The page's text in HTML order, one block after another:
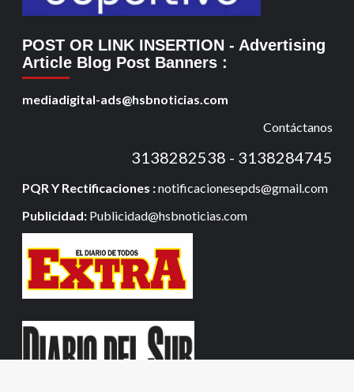
POST OR LINK INSERTION - Advertising
Article Blog Post Banners :
mediadigital-ads@hsbnoticias.com
Contáctanos
3138282538 - 3138284745
PQR Y Rectificaciones :notificacionesepds@gmail.com
Publicidad: Publicidad@hsbnoticias.com